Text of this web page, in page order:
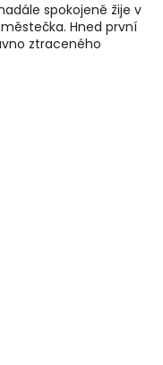
spokojeně žije v
Hned první
ztraceného